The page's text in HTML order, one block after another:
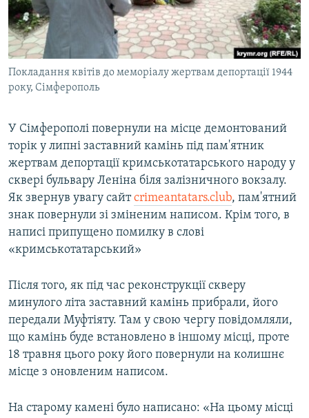
УКРАЇНСЬКА ПРОБЛЕМА КРИМУ
ІНФОГРАФІКА
ДОЛУЧАЙСЯ!
Усі сайти RFE/RL
Покладання квітів до меморіалу жертвам депортації 1944
року, Сімферополь
У Сімферополі повернули на місце демонтований
торік у липні заставний камінь під пам'ятник
жертвам депортації кримськотатарського народу у
сквері бульвару Леніна біля залізничного вокзалу.
Як звернув увагу сайтcrimeantatars.club, пам'ятний
знак повернули зі зміненим написом. Крім того, в
написі припущено помилку в слові
«кримськотатарський»
Після того, як під час реконструкції скверу
минулого літа заставний камінь прибрали, його
передали Муфтіяту. Там у свою чергу повідомляли,
що камінь буде встановлено в іншому місці, проте
18 травня цього року його повернули на колишнє
місце з оновленим написом.
На старому камені було написано: «На цьому місці